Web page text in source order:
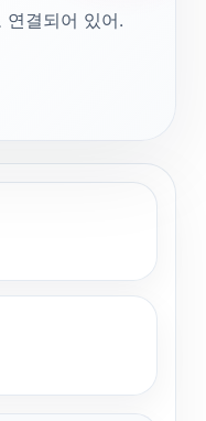
연결되어 있어.